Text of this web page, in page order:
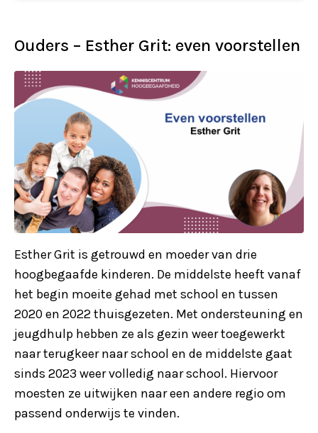
Ouders – Esther Grit: even voorstellen
Esther Grit is getrouwd en moeder van drie
hoogbegaafde kinderen. De middelste heeft vanaf
het begin moeite gehad met school en tussen
2020 en 2022 thuisgezeten. Met ondersteuning en
jeugdhulp hebben ze als gezin weer toegewerkt
naar terugkeer naar school en de middelste gaat
sinds 2023 weer volledig naar school. Hiervoor
moesten ze uitwijken naar een andere regio om
passend onderwijs te vinden.